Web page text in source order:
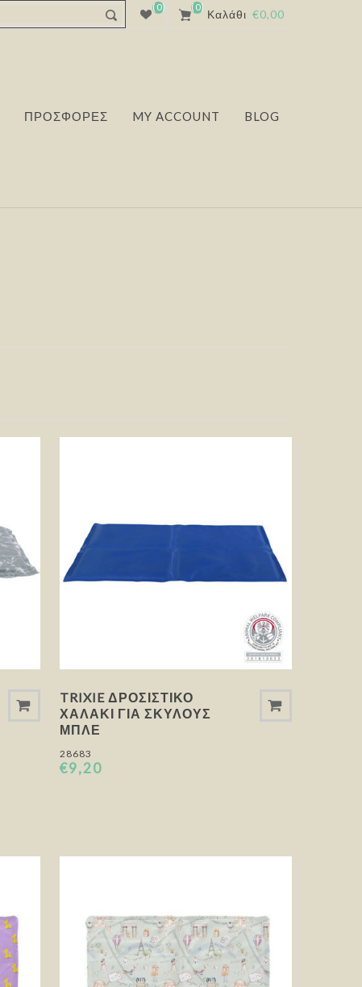
(0) (0)
Καλάθι €0,00
ΠΡΟΣΦΟΡΕΣ MY ACCOUNT BLOG
TRIXIE ΔΡΟΣΙΣΤΙΚΌ
ΧΑΛΆΚΙ ΓΙΑ ΣΚΎΛΟΥΣ
ΜΠΛΕ
28683
€9,20